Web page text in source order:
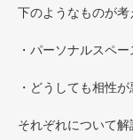
下のようなものが考
・パーソナルスペ
・どうしても相性
それぞれについて解